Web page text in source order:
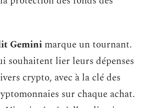
Gemini marque un tournant.
souhaitent lier leurs dépenses
crypto, avec à la clé des
sur chaque achat.